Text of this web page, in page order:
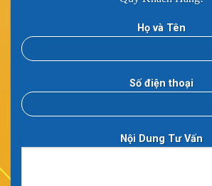
Họ và Tên
Số điện thoại
Nội Dung Tư Vấn